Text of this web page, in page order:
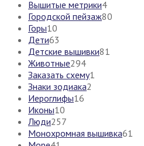
Вышитые метрики4
Городской пейзаж80
Горы10
Дети63
Детские вышивки81
Животные294
Заказать схему1
Знаки зодиака2
Иероглифы16
Иконы10
Люди257
Монохромная вышивка61